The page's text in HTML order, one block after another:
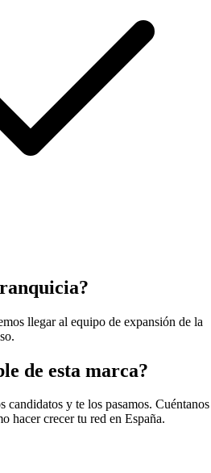
llegar al equipo de expansión de la
de esta marca?
candidatos y te los pasamos. Cuéntanos
hacer crecer tu red en España.